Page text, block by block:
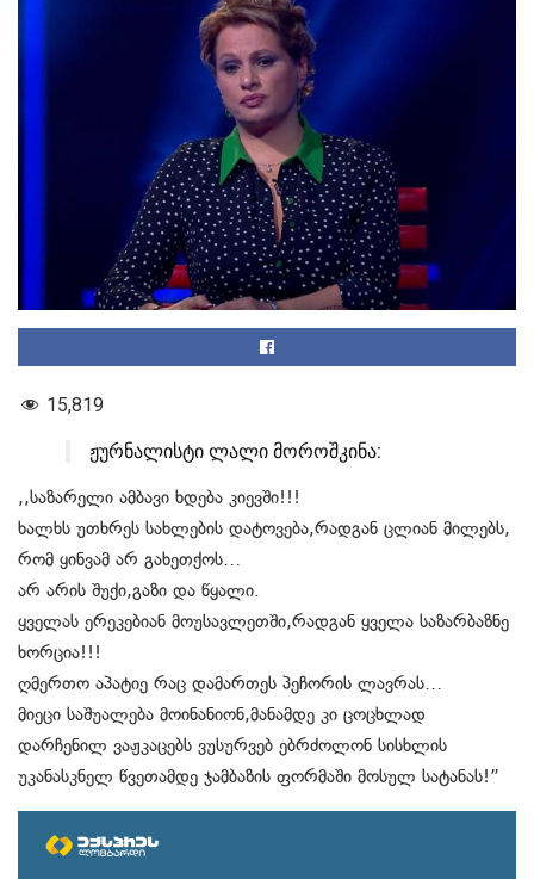
15,819
ჟურნალისტი ლალი მოროშკინა:
,,საზარელი ამბავი ხდება კიევში!!!
ხალხს უთხრეს სახლების დატოვება,რადგან ცლიან მილებს,
რომ ყინვამ არ გახეთქოს…
არ არის შუქი,გაზი და წყალი.
ყველას ერეკებიან მოუსავლეთში,რადგან ყველა საზარბაზნე
ხორცია!!!
ღმერთო აპატიე რაც დამართეს პეჩორის ლავრას…
მიეცი საშუალება მოინანიონ,მანამდე კი ცოცხლად
დარჩენილ ვაჟკაცებს ვუსურვებ ებრძოლონ სისხლის
უკანასკნელ წვეთამდე ჯამბაზის ფორმაში მოსულ სატანას!”